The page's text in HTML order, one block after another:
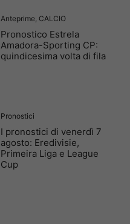
Anteprime, CALCIO
Pronostico Estrela
Amadora-Sporting CP:
quindicesima volta di fila
Pronostici
I pronostici di venerdì 7
agosto: Eredivisie,
Primeira Liga e League
Cup